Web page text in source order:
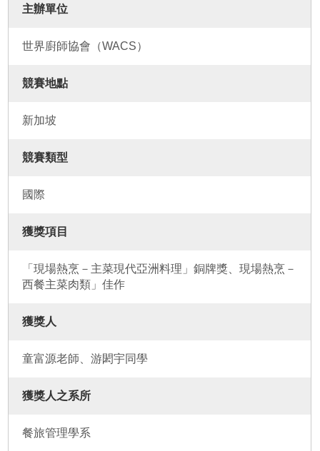
主辦單位
世界廚師協會（WACS）
競賽地點
新加坡
競賽類型
國際
獲獎項目
「現場熱烹－主菜現代亞洲料理」銅牌獎、現場熱烹－
西餐主菜肉類」佳作
獲獎人
童富源老師、游閎宇同學
獲獎人之系所
餐旅管理學系